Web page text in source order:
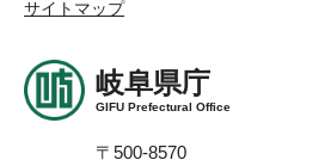
サイトマップ
岐阜県庁
GIFU Prefectural Office
〒500-8570